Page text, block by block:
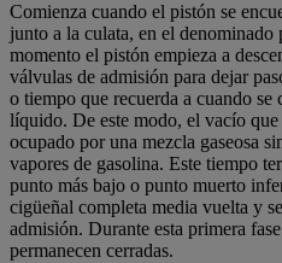
Comienza cuando el pistón se
junto a la culata, en el denominado
momento el pistón empieza a
válvulas de admisión para dejar
o tiempo que recuerda a cuando
líquido. De este modo, el vacío
ocupado por una mezcla gaseosa
vapores de gasolina. Este tiempo
punto más bajo o punto muerto
cigüeñal completa media vuelta y
admisión. Durante esta primera
permanecen cerradas.